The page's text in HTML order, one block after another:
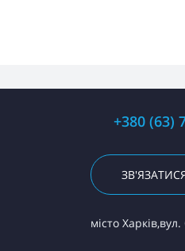
+380 (63)
місто